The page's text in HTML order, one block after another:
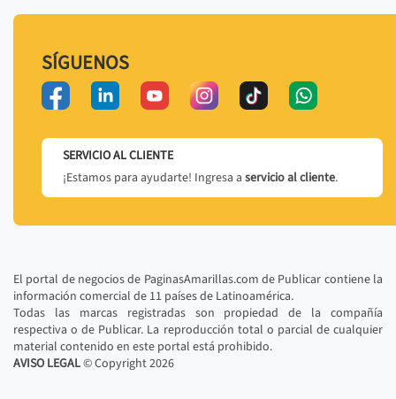
SÍGUENOS
SERVICIO AL CLIENTE
¡Estamos para ayudarte! Ingresa a servicio al cliente.
El portal de negocios de PaginasAmarillas.com de Publicar contiene la
información comercial de 11 países de Latinoamérica.
Todas las marcas registradas son propiedad de la compañía
respectiva o de Publicar. La reproducción total o parcial de cualquier
material contenido en este portal está prohibido.
AVISO LEGAL© Copyright2026